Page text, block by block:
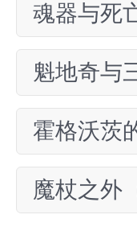
魂器与死
魁地奇与
霍格沃茨
魔杖之外